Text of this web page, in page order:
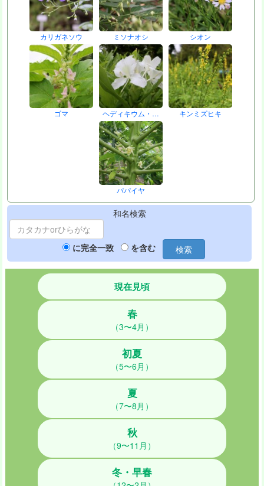
カリガネソウ ミソナオシ シオン
ゴマ ヘディキウム・… キンミズヒキ
パパイヤ
和名検索
に完全一致 を含む 検索
現在見頃
春
（3〜4月）
初夏
（5〜6月）
夏
（7〜8月）
秋
（9〜11月）
冬・早春